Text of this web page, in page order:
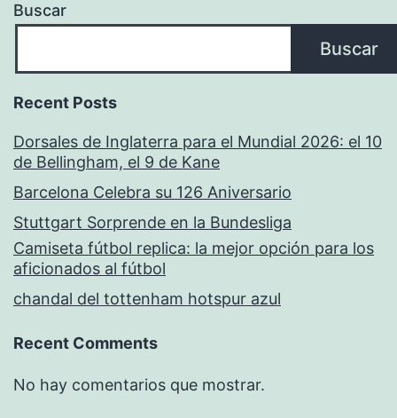
Buscar
Buscar
Recent Posts
Dorsales de Inglaterra para el Mundial 2026: el 10
de Bellingham, el 9 de Kane
Barcelona Celebra su 126 Aniversario
Stuttgart Sorprende en la Bundesliga
Camiseta fútbol replica: la mejor opción para los
aficionados al fútbol
chandal del tottenham hotspur azul
Recent Comments
No hay comentarios que mostrar.